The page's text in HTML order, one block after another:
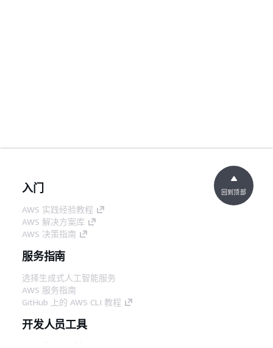
入门
AWS 实践经验教程
AWS 解决方案库
AWS 决策指南
服务指南
选择生成式人工智能服务
AWS 服务指南
GitHub 上的 AWS CLI 教程
开发人员工具
AWS 代码示例库
回到顶部